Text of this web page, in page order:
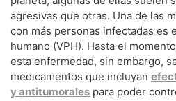
agresivas que otras. Una de las
con más personas infectadas es
humano (VPH). Hasta el
esta enfermedad, sin embargo,
medicamentos que incluyan
y antitumorales para poder